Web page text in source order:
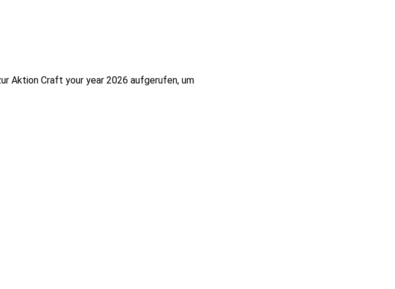
Aktion Craft your year 2026 aufgerufen, um